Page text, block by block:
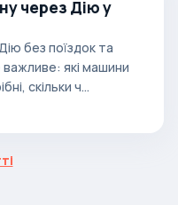
через Дію у
без поїздок та
важливе: які машини
скільки ч...